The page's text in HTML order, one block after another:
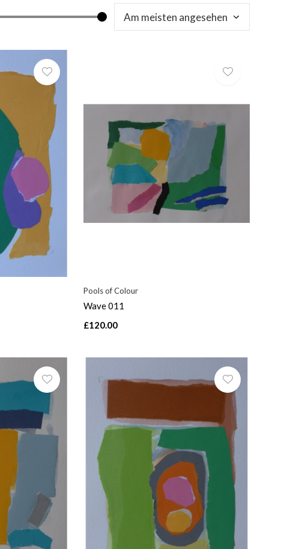
Pools of Colour
Wave 011
£120.00